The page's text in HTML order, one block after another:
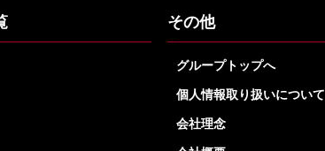
その他
グループトップへ
個人情報取り扱いについて
会社理念